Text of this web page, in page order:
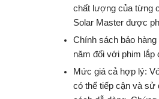
3. Tại sao bạn nên